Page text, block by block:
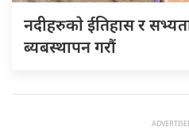
नदीहरुकाे ईतिहास र
ब्यबस्थापन गराैं